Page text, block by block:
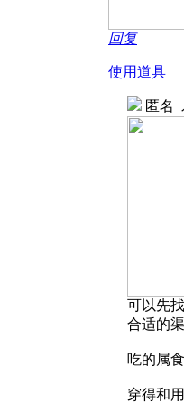
回复
使用道具
匿名
可以先
合适的渠
吃的属
穿得和